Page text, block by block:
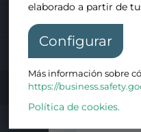
+
+
elaborado a partir de
Configurar
Más información sobre
https://
Política de cookies.